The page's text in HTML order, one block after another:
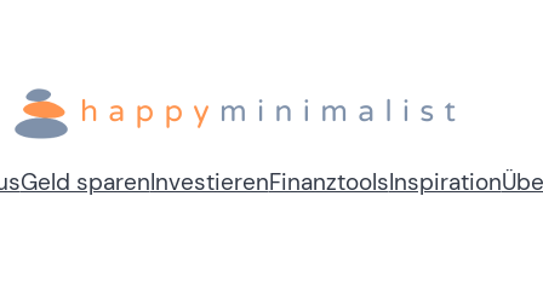
Geld sparenInvestierenFinanztoolsInspiration